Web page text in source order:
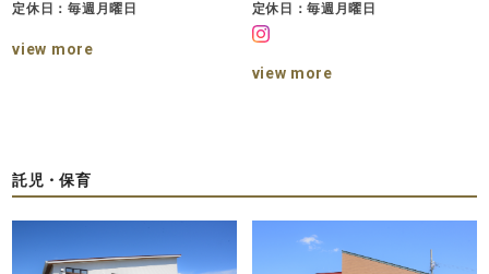
定休日：毎週月曜日
view more
定休日：毎週月曜日
view more
託児・保育